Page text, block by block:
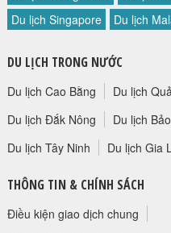
THƯ KHEN VIETLUXTOUR
HỘP THƯ GÓP Ý
PROFILE HƯỚNG DẪN VIÊN
Du lịch Singapore
Du lịch
DU LỊCH TRONG NƯỚC
Du lịch Cao Bằng Du lịch
Du lịch Đắk Nông
Du lịch
Du lịch Tây Ninh
Du lịch Gia
THÔNG TIN & CHÍNH SÁCH
Điều kiện giao dịch chung